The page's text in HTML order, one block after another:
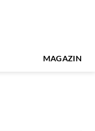
MAGAZIN